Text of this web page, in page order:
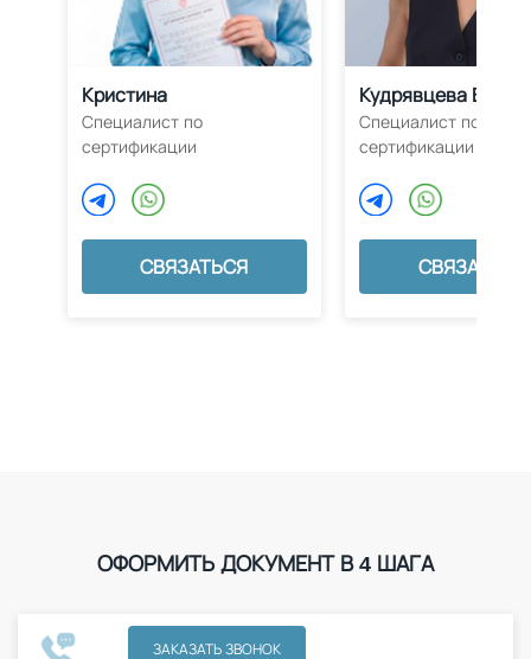
Кристина
Специалист по
сертификации
СВЯЗАТЬСЯ
Кудрявцева Влада
Специалист по
сертификации
СВЯЗАТЬСЯ
ОФОРМИТЬ ДОКУМЕНТ В 4 ШАГА
ЗАКАЗАТЬ ЗВОНОК